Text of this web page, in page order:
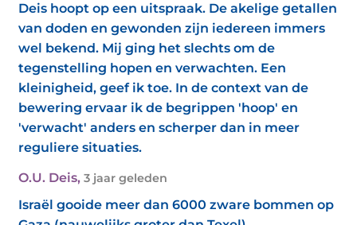
Deis hoopt op een uitspraak. De akelige getallen
van doden en gewonden zijn iedereen immers
wel bekend. Mij ging het slechts om de
tegenstelling hopen en verwachten. Een
kleinigheid, geef ik toe. In de context van de
bewering ervaar ik de begrippen 'hoop' en
'verwacht' anders en scherper dan in meer
reguliere situaties.
O.U. Deis, 3 jaar geleden
Israël gooide meer dan 6000 zware bommen op